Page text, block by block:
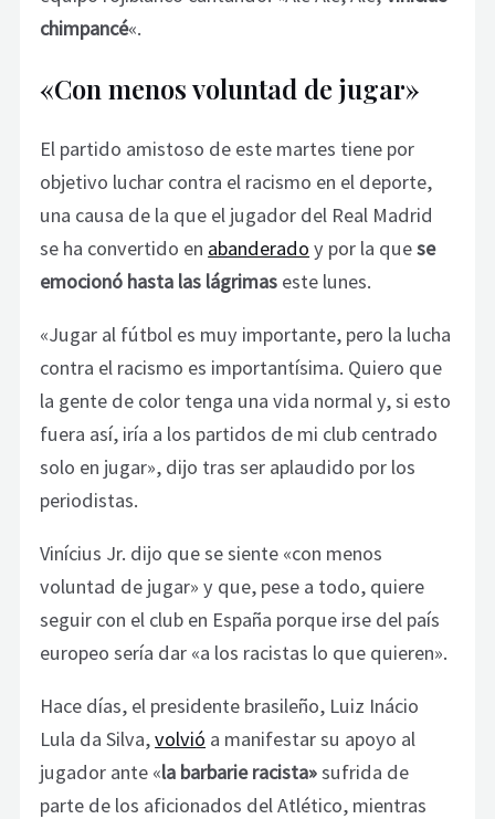
chimpancé«.
«Con menos voluntad de jugar»
El partido amistoso de este martes tiene por
objetivo luchar contra el racismo en el deporte,
una causa de la que el jugador del Real Madrid
se ha convertido en abanderado y por la quese
emocionó hasta las lágrimas este lunes.
«Jugar al fútbol es muy importante, pero la lucha
contra el racismo es importantísima. Quiero que
la gente de color tenga una vida normal y, si esto
fuera así, iría a los partidos de mi club centrado
solo en jugar», dijo tras ser aplaudido por los
periodistas.
Vinícius Jr. dijo que se siente «con menos
voluntad de jugar» y que, pese a todo, quiere
seguir con el club en España porque irse del país
europeo sería dar «a los racistas lo que quieren».
Hace días, el presidente brasileño, Luiz Inácio
Lula da Silva,volvió a manifestar su apoyo al
jugador ante «la barbarie racista»sufrida de
parte de los aficionados del Atlético, mientras